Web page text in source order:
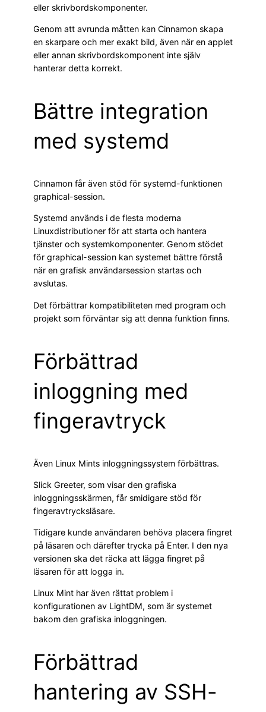
eller skrivbordskomponenter.
Genom att avrunda måtten kan Cinnamon skapa
en skarpare och mer exakt bild, även när en applet
eller annan skrivbordskomponent inte själv
hanterar detta korrekt.
Bättre integration
med systemd
Cinnamon får även stöd för systemd-funktionen
graphical-session.
Systemd används i de flesta moderna
Linuxdistributioner för att starta och hantera
tjänster och systemkomponenter. Genom stödet
för graphical-session kan systemet bättre förstå
när en grafisk användarsession startas och
avslutas.
Det förbättrar kompatibiliteten med program och
projekt som förväntar sig att denna funktion finns.
Förbättrad
inloggning med
fingeravtryck
Även Linux Mints inloggningssystem förbättras.
Slick Greeter, som visar den grafiska
inloggningsskärmen, får smidigare stöd för
fingeravtrycksläsare.
Tidigare kunde användaren behöva placera fingret
på läsaren och därefter trycka på Enter. I den nya
versionen ska det räcka att lägga fingret på
läsaren för att logga in.
Linux Mint har även rättat problem i
konfigurationen av LightDM, som är systemet
bakom den grafiska inloggningen.
Förbättrad
hantering av SSH-